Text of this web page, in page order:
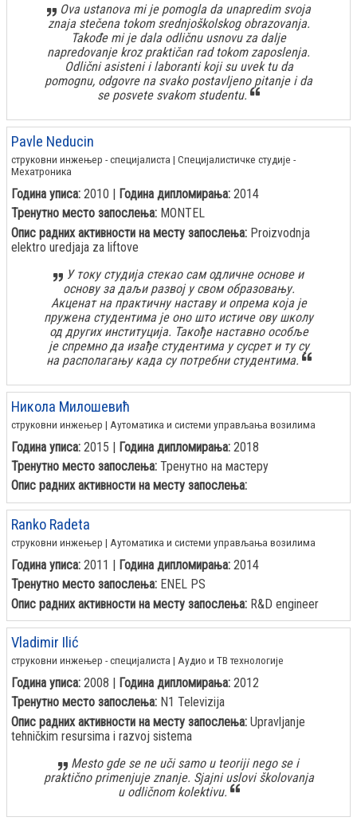
Ova ustanova mi je pomogla da unapredim svoja
znaja stečena tokom srednjoškolskog obrazovanja.
Takođe mi je dala odličnu usnovu za dalje
napredovanje kroz praktičan rad tokom zaposlenja.
Odlični asisteni i laboranti koji su uvek tu da
pomognu, odgovre na svako postavljeno pitanje i da
se posvete svakom studentu.
Pavle Neducin
струковни инжењер - специјалиста | Специјалистичке студије -
Мехатроника
Година уписа: 2010 | Година дипломирања: 2014
Тренутно место запослења: MONTEL
Опис радних активности на месту запослења: Proizvodnja
elektro uredjaja za liftove
У току студија стекао сам одличне основе и
основу за даљи развој у свом образовању.
Акценат на практичну наставу и опрема која је
пружена студентима је оно што истиче ову школу
од других институција. Такође наставно особље
је спремно да изађе студентима у сусрет и ту су
на располагању када су потребни студентима.
Никола Милошевић
струковни инжењер | Аутоматика и системи управљања возилима
Година уписа: 2015 | Година дипломирања: 2018
Тренутно место запослења: Тренутно на мастеру
Опис радних активности на месту запослења:
Ranko Radeta
струковни инжењер | Аутоматика и системи управљања возилима
Година уписа: 2011 | Година дипломирања: 2014
Тренутно место запослења: ENEL PS
Опис радних активности на месту запослења: R&D engineer
Vladimir Ilić
струковни инжењер - специјалиста | Аудио и ТВ технологије
Година уписа: 2008 | Година дипломирања: 2012
Тренутно место запослења: N1 Televizija
Опис радних активности на месту запослења: Upravljanje
tehničkim resursima i razvoj sistema
Mesto gde se ne uči samo u teoriji nego se i
praktično primenjuje znanje. Sjajni uslovi školovanja
u odličnom kolektivu.